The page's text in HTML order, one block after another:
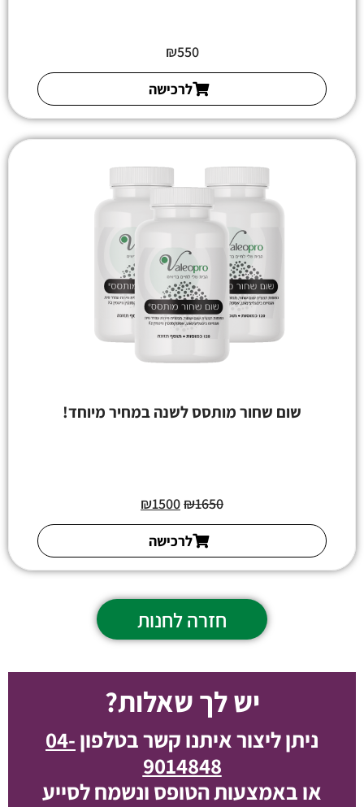
₪550
לרכישה
שום שחור מותסס לשנה במחיר מיוחד!
₪1650
₪1500
לרכישה
חזרה לחנות
יש לך שאלות?
ניתן ליצור איתנו קשר בטלפון04-
9014848
או באמצעות הטופס ונשמח לסייע